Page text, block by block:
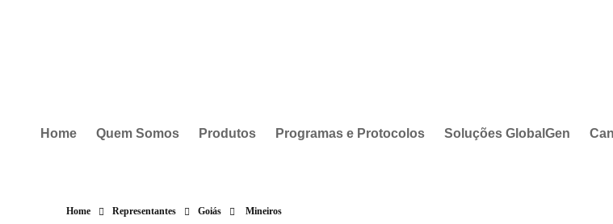
Home Quem Somos Produtos Programas e Protocolos Soluções GlobalGen
Home Representantes Goiás Mineiros